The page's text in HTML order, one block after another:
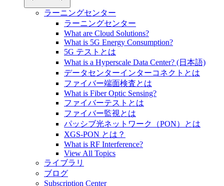
ラーニングセンター
ラーニングセンター
What are Cloud Solutions?
What is 5G Energy Consumption?
5G テストとは
What is a Hyperscale Data Center? (日本語)
データセンターインターコネクトとは
ファイバー端面検査とは
What is Fiber Optic Sensing?
ファイバーテストとは
ファイバー監視とは
パッシブ光ネットワーク（PON）とは
XGS-PON とは？
What is RF Interference?
View All Topics
ライブラリ
ブログ
Subscription Center